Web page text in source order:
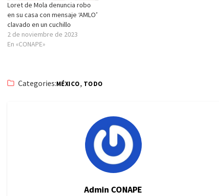
Loret de Mola denuncia robo
en su casa con mensaje ‘AMLO’
clavado en un cuchillo
2 de noviembre de 2023
En «CONAPE»
Categories:MÉXICO, TODO
Admin CONAPE